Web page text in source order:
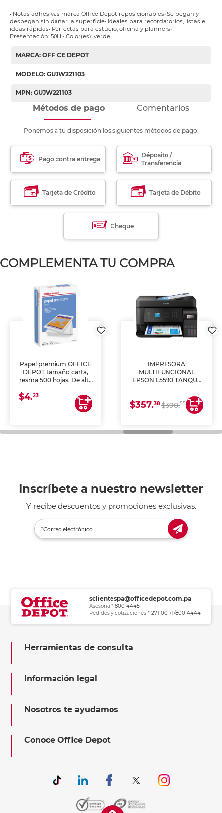
• Notas adhesivas marca Office Depot reposicionables• Se pegan y
despegan sin dañar la superficie• Ideales para recordatorios, listas e
ideas rápidas• Perfectas para estudio, oficina y planners•
Presentación: 50H • Color(es): verde
MARCA: OFFICE DEPOT
MODELO: GUJW221103
MPN: GUJW221103
Métodos de pago Comentarios
Ponemos a tu disposición los siguientes métodos de pago:
Pago contra entrega
Déposito /
Transferencia
Tarjeta de Crédito Tarjeta de Débito
Cheque
COMPLEMENTA TU COMPRA
Papel premium OFFICE
DEPOT tamaño carta,
resma 500 hojas. De alta
uniforme, ideal para
impresoras de inyección
de tinta y láser,
general de oficina.
$4.23
IMPRESORA
MULTIFUNCIONAL
EPSON L5590 TANQUE
COPIA Y ESCANEA)
$357.38$390.55
Inscríbete a nuestro newsletter
Y recibe descuentos y promociones exclusivas.
sclientespa@officedepot.com.pa
Asesoría * 800 4445
Pedidos y cotizaciones * 271 00 71/800 4444
Herramientas de consulta
Información legal
Nosotros te ayudamos
Conoce Office Depot